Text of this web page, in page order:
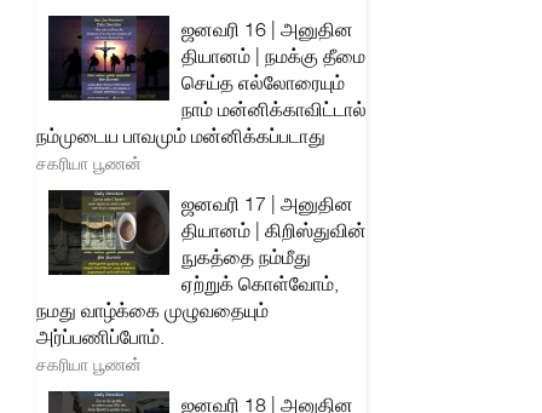
ஜனவரி 16 | அனுதின
தியானம் | நமக்கு தீமை
செய்த எல்லோரையும்
நாம் மன்னிக்காவிட்டால்
நம்முடைய பாவமும் மன்னிக்கப்படாது
சகரியா பூணன்
ஜனவரி 17 | அனுதின
தியானம் | கிறிஸ்துவின்
நுகத்தை நம்மீது
ஏற்றுக் கொள்வோம்,
நமது வாழ்க்கை முழுவதையும்
அர்ப்பணிப்போம்.
சகரியா பூணன்
ஜனவரி 18 | அனுதின